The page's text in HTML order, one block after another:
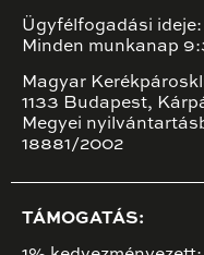
Ügyfélfogadási ideje:
Minden munkanap
Magyar
1133 Budapest,
Megyei
18881/2002
TÁMOGATÁS: